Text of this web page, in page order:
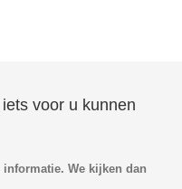
voor u kunnen
We kijken dan